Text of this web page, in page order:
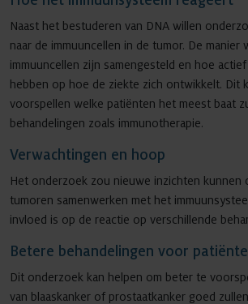
Naast het bestuderen van DNA willen
naar de immuuncellen in de tumor. De manier
immuuncellen zijn samengesteld en hoe
hebben op hoe de ziekte zich ontwikkelt. Dit
voorspellen welke patiënten het meest baat
behandelingen zoals immunotherapie.
Verwachtingen en hoop
Het onderzoek zou nieuwe inzichten kunnen
tumoren samenwerken met het
invloed is op de reactie op verschillende
Betere behandelingen voor
Dit onderzoek kan helpen om beter te
van blaaskanker of prostaatkanker goed